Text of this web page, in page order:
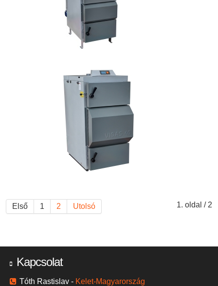
1. oldal / 2
Első 1 2 Utolsó
Kapcsolat
Tóth Rastislav - Kelet-Magyarország